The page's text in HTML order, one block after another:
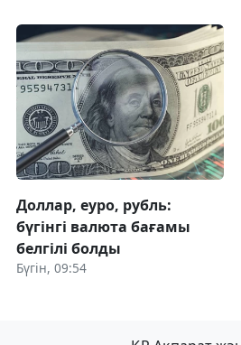
Доллар, еуро, рубль:
бүгінгі валюта бағамы
белгілі болды
Бүгін, 09:54